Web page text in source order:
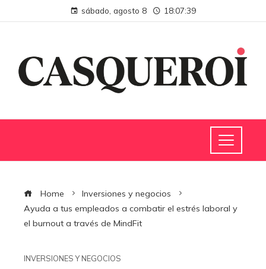
sábado, agosto 8 18:07:39
Home
Inversiones y negocios
Ayuda a tus empleados a combatir el estrés laboral y
el burnout a través de MindFit
INVERSIONES Y NEGOCIOS